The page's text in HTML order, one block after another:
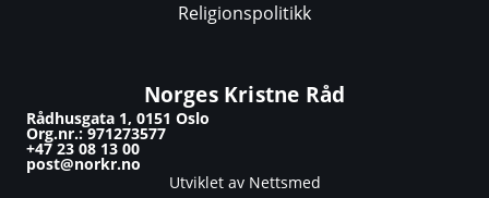
Religionspolitikk
Norges Kristne Råd
Rådhusgata 1, 0151 Oslo
Org.nr.: 971273577
+47 23 08 13 00
post@norkr.no
Utviklet av Nettsmed